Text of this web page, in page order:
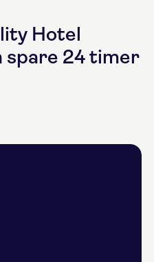
Hotel
spare 24 timer